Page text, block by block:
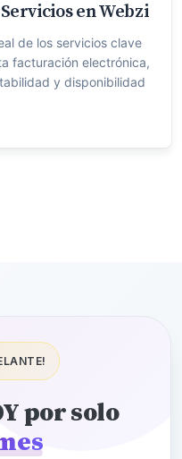
en Webzi
de los servicios clave
facturación electrónica,
y disponibilidad
por solo